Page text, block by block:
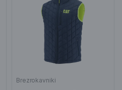
Brezrokavniki